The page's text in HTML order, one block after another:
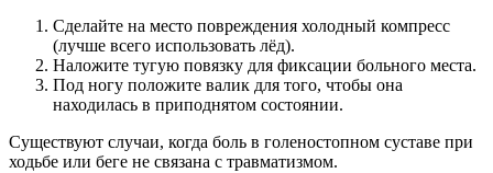
Сделайте на место повреждения холодный компресс
(лучше всего использовать лёд).
Наложите тугую повязку для фиксации больного места.
Под ногу положите валик для того, чтобы она
находилась в приподнятом состоянии.
Существуют случаи, когда боль в голеностопном суставе при
ходьбе или беге не связана с травматизмом.